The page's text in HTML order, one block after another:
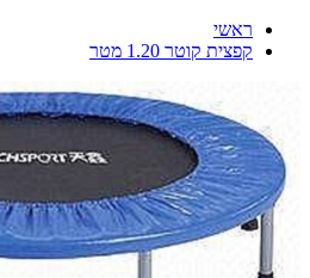
ראשי
קפצית קוטר 1.20 מטר